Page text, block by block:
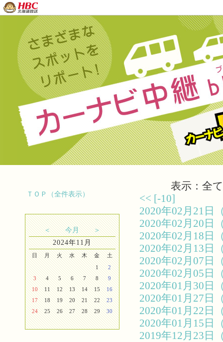
ＴＯＰ（全件表示）
＜ 今月
＞
2024年11月
日 月 火 水 木 金
土
1
2
3
4 5 6 7 8
9
10
11 12 13 14 15
16
17
18 19 20 21 22
23
24
25 26 27 28 29 30
表示：全て
<< [-10]
2020年02月21
2020年02月20
2020年02月18
2020年02月13
2020年02月07
2020年02月05
2020年01月30
2020年01月27
2020年01月22
2020年01月15
2019年12月23